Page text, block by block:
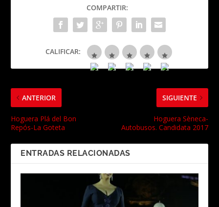
COMPARTIR:
CALIFICAR:
ANTERIOR
Hoguera Plá del Bon
Repós-La Goteta
SIGUIENTE
Hoguera Sèneca-
Autobusos. Candidata 2017
ENTRADAS RELACIONADAS